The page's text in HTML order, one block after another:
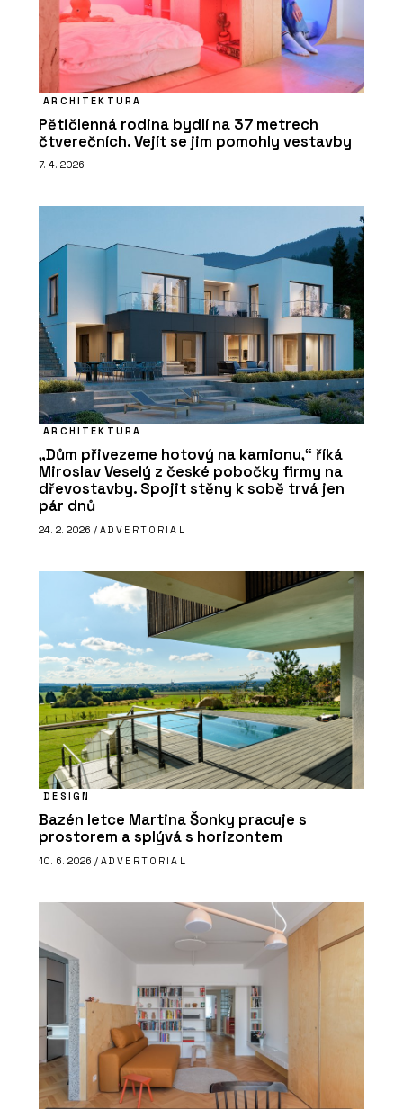
ARCHITEKTURA
Pětičlenná rodina bydlí na 37 metrech
čtverečních. Vejít se jim pomohly vestavby
7. 4. 2026
ARCHITEKTURA
„Dům přivezeme hotový na kamionu,“ říká
Miroslav Veselý z české pobočky firmy na
dřevostavby. Spojit stěny k sobě trvá jen
pár dnů
24. 2. 2026 / ADVERTORIAL
DESIGN
Bazén letce Martina Šonky pracuje s
prostorem a splývá s horizontem
10. 6. 2026 / ADVERTORIAL